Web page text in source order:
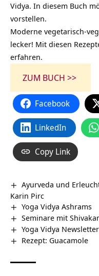
Vidya. In diesem Buch
vorstellen.
Moderne vegetarisch-
lecker! Mit diesen
erfahren.
ZUM BUCH >>
Facebook
LinkedIn
Copy Link
Ayurveda und
Karin Pirc
Yoga Vidya Ashrams
Seminare mit
Yoga Vidya
Rezept: Guacamole